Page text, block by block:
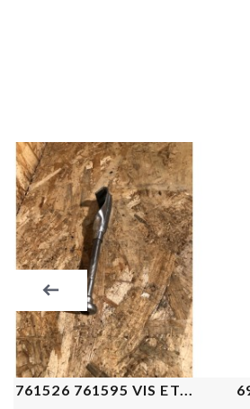
761526 761595 VIS ET...